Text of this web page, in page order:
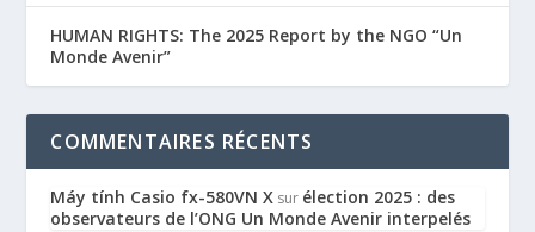
HUMAN RIGHTS: The 2025 Report by the NGO “Un
Monde Avenir”
COMMENTAIRES RÉCENTS
Máy tính Casio fx-580VN X sur élection 2025 : des
observateurs de l’ONG Un Monde Avenir interpelés